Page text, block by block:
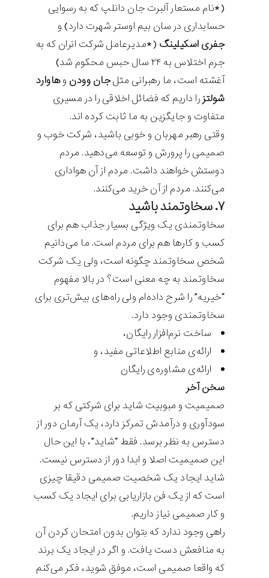
(*نام مستعار آلبرت جان دانلپ که به رسوایی
حسابداری در سان بیم اوستر شهرت دارد) و
جفری اسکیلینگ (*مدیرعامل شرکت انران که به
جرم اختلاس به ۲۴ سال حبس محکوم شد)
آغشته است، ما رهبرانی مثلجان وودن وهاوارد
شولتز را داریم که فضائل اخلاقی را در مسیری
متفاوت و جایگزین به ما ثابت کرده اند.
وقتی رهبر مهربان و خوبی باشید، شرکت خوب و
صمیمی را پرورش و توسعه می‌دهید. مردم
دوستش خواهند داشت. مردم از آن هواداری
می‌کنند. مردم از آن خرید می‌کنند.
۷. سخاوتمند باشید
سخاوتمندی یک ویژگی بسیار جذاب هم برای
کسب و کارها هم برای مردم است. ما می‌دانیم
شخص سخاوتمند چگونه است، ولی یک شرکت
سخاوتمند به چه معنی است؟ در بالا مفهوم
“خیریه” را شرح داده‌ام ولی راه‌های بیش‌تری برای
سخاوتمندی وجود دارد.
ساخت نرم‌افزار رایگان،
ارائه‌ی منابع اطلاعاتی مفید، و
ارائه‌ی مشاوره‌ی رایگان
سخن آخر
صمیمیت و مبوبیت شاید برای شرکتی که بر
سودآوری و درآمدش تمرکز دارد، یک آرمان دور از
دسترس به نظر برسد. فقط “شاید”، با این حال
این صمیمیت اصلا و ابدا دور از دسترس نیست.
شاید ایجاد یک شخصیت صمیمی دقیقا چیزی
است که از یک فن بازاریابی برای ایجاد یک کسب
و کار صمیمی نیاز داریم.
راهی وجود ندارد که بتوان بدون امتحان کردن آن
به منافعش دست یافت. و اگر در ایجاد یک برند
که واقعا صمیمی است، موفق شوید، فکر می‌کنم